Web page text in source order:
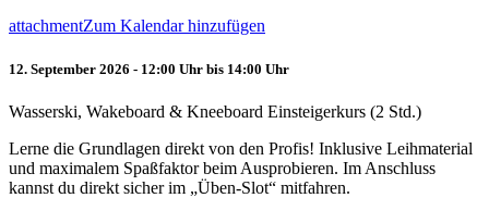
attachmentZum Kalendar hinzufügen
12. September 2026 - 12:00 Uhr bis 14:00 Uhr
Wasserski, Wakeboard & Kneeboard Einsteigerkurs (2 Std.)
Lerne die Grundlagen direkt von den Profis! Inklusive Leihmaterial
und maximalem Spaßfaktor beim Ausprobieren. Im Anschluss
kannst du direkt sicher im „Üben-Slot“ mitfahren.